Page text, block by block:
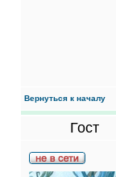
Вернуться к началу
Гост